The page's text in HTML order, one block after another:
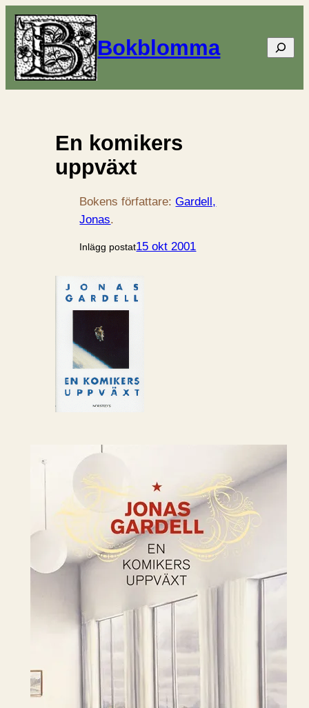
Bokblomma Sök
En komikers
uppväxt
Bokens författare:Gardell,
Jonas.
Inlägg postat15 okt 2001